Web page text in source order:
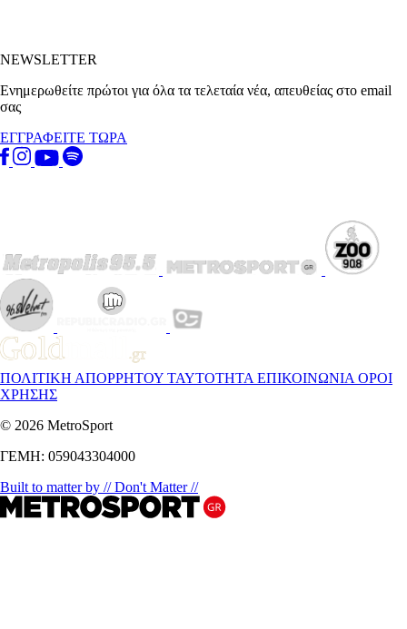
NEWSLETTER
Ενημερωθείτε πρώτοι για όλα τα τελεταία νέα, απευθείας στο email
σας
ΕΓΓΡΑΦΕΙΤΕ ΤΩΡΑ
ΠΟΛΙΤΙΚΗ ΑΠΟΡΡΗΤΟΥ ΤΑΥΤΟΤΗΤΑ ΕΠΙΚΟΙΝΩΝΙΑ ΟΡΟΙ
ΧΡΗΣΗΣ
© 2026 MetroSport
ΓΕΜΗ: 059043304000
Built to matter by // Don't Matter //